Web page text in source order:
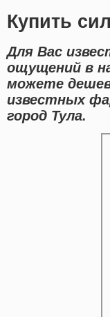
Купить
Для Вас
ощущений в
можете
известных
город Тула.